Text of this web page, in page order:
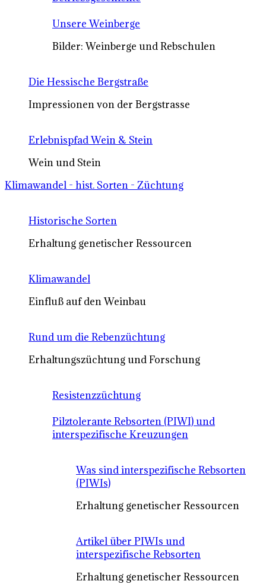
Unsere Weinberge
Bilder: Weinberge und Rebschulen
Die Hessische Bergstraße
Impressionen von der Bergstrasse
Erlebnispfad Wein & Stein
Wein und Stein
Klimawandel - hist. Sorten - Züchtung
Historische Sorten
Erhaltung genetischer Ressourcen
Klimawandel
Einfluß auf den Weinbau
Rund um die Rebenzüchtung
Erhaltungszüchtung und Forschung
Resistenzzüchtung
Pilztolerante Rebsorten (PIWI) und
interspezifische Kreuzungen
Was sind interspezifische Rebsorten
(PIWIs)
Erhaltung genetischer Ressourcen
Artikel über PIWIs und
interspezifische Rebsorten
Erhaltung genetischer Ressourcen